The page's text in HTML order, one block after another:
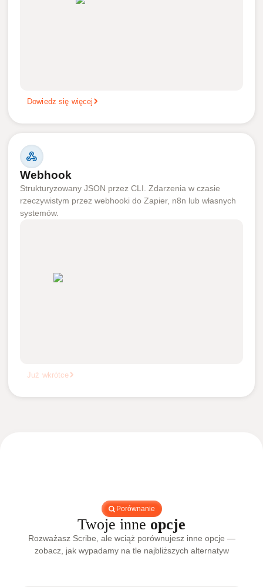
Dowiedz się więcej
Webhook
Strukturyzowany JSON przez CLI. Zdarzenia w czasie
rzeczywistym przez webhooki do Zapier, n8n lub własnych
systemów.
Już wkrótce
Porównanie
Twoje inne opcje
Rozważasz Scribe, ale wciąż porównujesz inne opcje —
zobacz, jak wypadamy na tle najbliższych alternatyw